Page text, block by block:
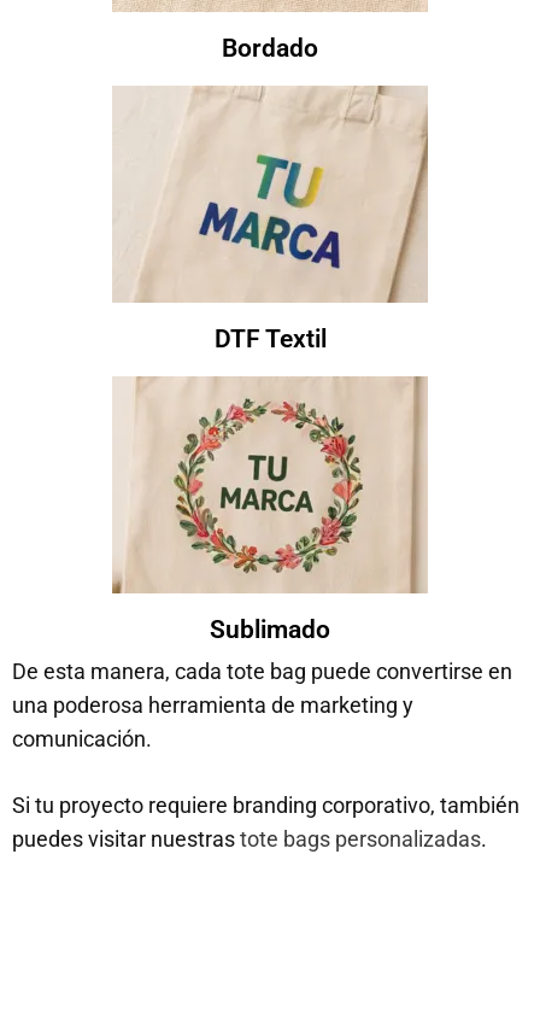
Bordado
DTF Textil
Sublimado
De esta manera, cada tote bag puede convertirse en
una poderosa herramienta de marketing y
comunicación.
Si tu proyecto requiere branding corporativo, también
puedes visitar nuestrastote bags personalizadas.